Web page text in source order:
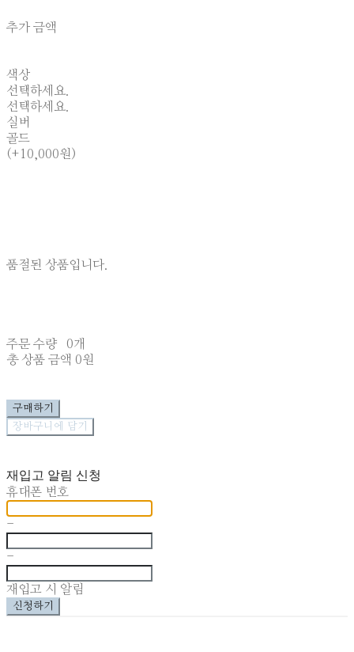
추가 금액
색상
선택하세요.
선택하세요.
실버
골드
(+10,000원)
품절된 상품입니다.
주문 수량
0개
총 상품 금액 0원
구매하기
장바구니에 담기
재입고 알림 신청
휴대폰 번호
-
-
재입고 시 알림
신청하기